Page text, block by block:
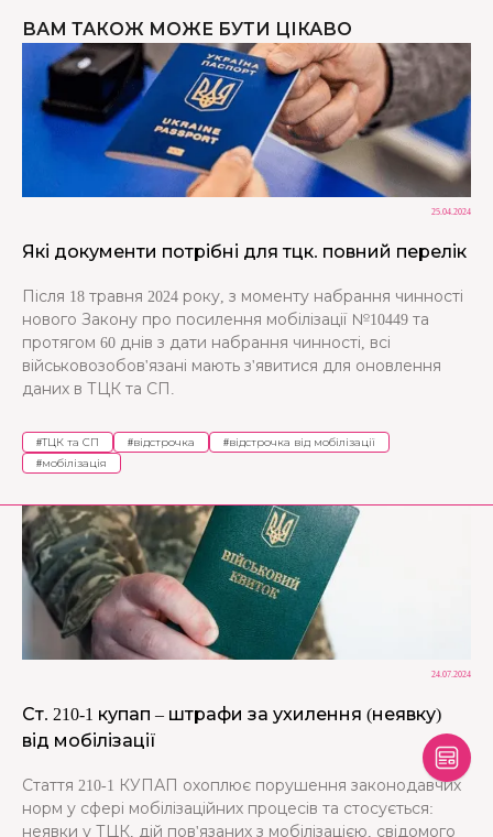
ВАМ ТАКОЖ МОЖЕ БУТИ ЦІКАВО
25.04.2024
Які документи потрібні для тцк. повний перелік
Після 18 травня 2024 року, з моменту набрання чинності
нового Закону про посилення мобілізації №10449 та
протягом 60 днів з дати набрання чинності, всі
військовозобов'язані мають з'явитися для оновлення
даних в ТЦК та СП.
#ТЦК та СП #відстрочка #відстрочка від мобілізації
#мобілізація
24.07.2024
Ст. 210-1 купап – штрафи за ухилення (неявку)
від мобілізації
Стаття 210-1 КУПАП охоплює порушення законодавчих
норм у сфері мобілізаційних процесів та стосується:
неявки у ТЦК, дій пов'язаних з мобілізацією, свідомого